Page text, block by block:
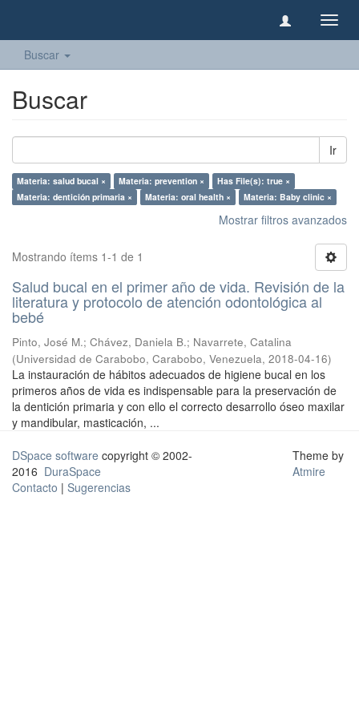
Buscar
Buscar
Ir
Materia: salud bucal × Materia: prevention ×
Has File(s): true ×
Materia: dentición primaria ×
Materia: oral health × Materia: Baby clinic ×
Mostrar filtros avanzados
Mostrando ítems 1-1 de 1
Salud bucal en el primer año de vida. Revisión de la
literatura y protocolo de atención odontológica al
bebé
Pinto, José M.; Chávez, Daniela B.; Navarrete, Catalina
(Universidad de Carabobo, Carabobo, Venezuela, 2018-04-16)
La instauración de hábitos adecuados de higiene bucal en los
primeros años de vida es indispensable para la preservación de
la dentición primaria y con ello el correcto desarrollo óseo maxilar
y mandibular, masticación, ...
DSpace software copyright © 2002-
2016 DuraSpace
Contacto | Sugerencias
Theme by
Atmire